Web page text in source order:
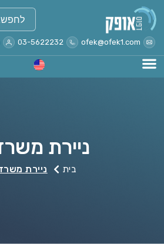
ofek@ofek1.com
03-5622232
ניירת
בית ניירת